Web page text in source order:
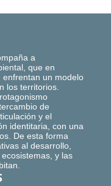
a
que en
un modelo
los territorios.
de
y el
identitaria, con una
De esta forma
al desarrollo,
y las